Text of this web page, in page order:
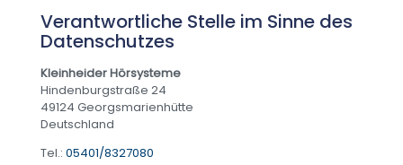
Verantwortliche Stelle im Sinne des
Datenschutzes
Kleinheider Hörsysteme
Hindenburgstraße 24
49124 Georgsmarienhütte
Deutschland
Tel.: 05401/8327080